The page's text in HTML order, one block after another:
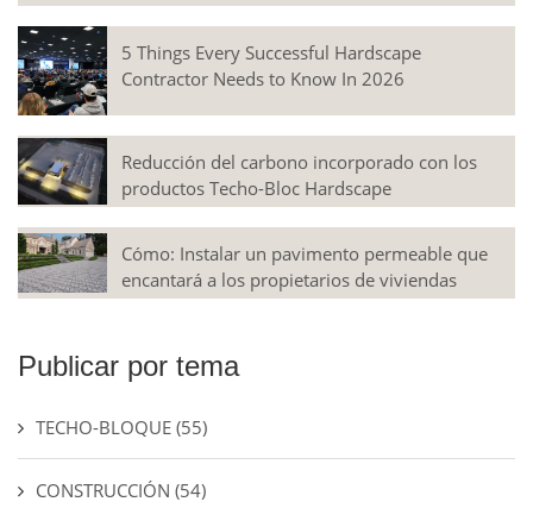
5 Things Every Successful Hardscape
Contractor Needs to Know In 2026
Reducción del carbono incorporado con los
productos Techo-Bloc Hardscape
Cómo: Instalar un pavimento permeable que
encantará a los propietarios de viviendas
Publicar por tema
TECHO-BLOQUE (55)
CONSTRUCCIÓN (54)